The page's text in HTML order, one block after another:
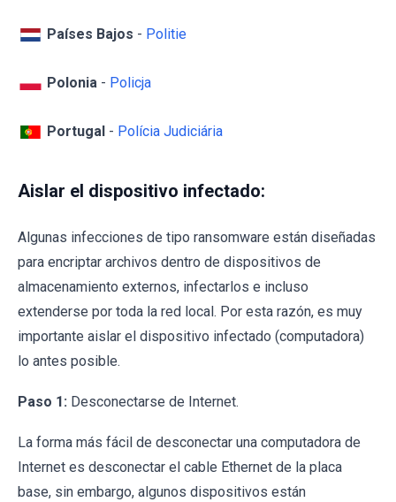
Países Bajos - Politie
Polonia - Policja
Portugal - Polícia Judiciária
Aislar el dispositivo infectado:
Algunas infecciones de tipo ransomware están diseñadas
para encriptar archivos dentro de dispositivos de
almacenamiento externos, infectarlos e incluso
extenderse por toda la red local. Por esta razón, es muy
importante aislar el dispositivo infectado (computadora)
lo antes posible.
Paso 1: Desconectarse de Internet.
La forma más fácil de desconectar una computadora de
Internet es desconectar el cable Ethernet de la placa
base, sin embargo, algunos dispositivos están